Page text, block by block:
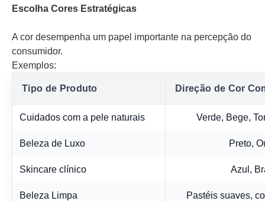
Escolha Cores Estratégicas
A cor desempenha um papel importante na percepção do
consumidor.
Exemplos:
Tipo de Produto Direção de Cor
Cuidados com a pele naturais Verde, Bege,
Beleza de Luxo Preto,
Skincare clínico Azul,
Beleza Limpa Pastéis suaves,